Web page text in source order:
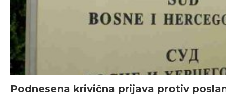
Podnesena krivična prijava protiv